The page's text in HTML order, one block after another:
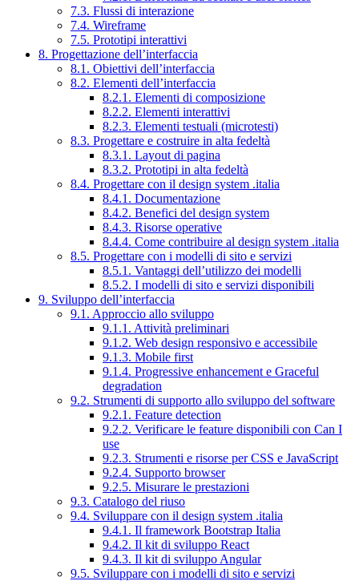
7.3. Flussi di interazione
7.4. Wireframe
7.5. Prototipi interattivi
8. Progettazione dell’interfaccia
8.1. Obiettivi dell’interfaccia
8.2. Elementi dell’interfaccia
8.2.1. Elementi di composizione
8.2.2. Elementi interattivi
8.2.3. Elementi testuali (microtesti)
8.3. Progettare e costruire in alta fedeltà
8.3.1. Layout di pagina
8.3.2. Prototipi in alta fedeltà
8.4. Progettare con il design system .italia
8.4.1. Documentazione
8.4.2. Benefici del design system
8.4.3. Risorse operative
8.4.4. Come contribuire al design system .italia
8.5. Progettare con i modelli di sito e servizi
8.5.1. Vantaggi dell’utilizzo dei modelli
8.5.2. I modelli di sito e servizi disponibili
9. Sviluppo dell’interfaccia
9.1. Approccio allo sviluppo
9.1.1. Attività preliminari
9.1.2. Web design responsivo e accessibile
9.1.3. Mobile first
9.1.4. Progressive enhancement e Graceful
degradation
9.2. Strumenti di supporto allo sviluppo del software
9.2.1. Feature detection
9.2.2. Verificare le feature disponibili con Can I
use
9.2.3. Strumenti e risorse per CSS e JavaScript
9.2.4. Supporto browser
9.2.5. Misurare le prestazioni
9.3. Catalogo del riuso
9.4. Sviluppare con il design system .italia
9.4.1. Il framework Bootstrap Italia
9.4.2. Il kit di sviluppo React
9.4.3. Il kit di sviluppo Angular
9.5. Sviluppare con i modelli di sito e servizi